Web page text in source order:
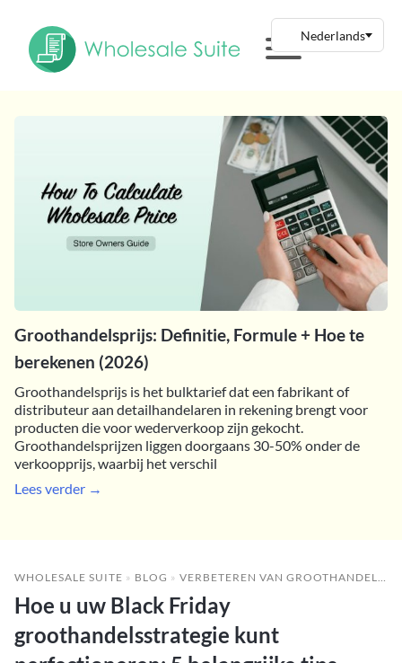
Groothandelsprijs: Definitie, Formule + Hoe te
berekenen (2026)
Groothandelsprijs is het bulktarief dat een fabrikant of
distributeur aan detailhandelaren in rekening brengt voor
producten die voor wederverkoop zijn gekocht.
Groothandelsprijzen liggen doorgaans 30-50% onder de
verkoopprijs, waarbij het verschil
Lees verder →
WHOLESALE SUITE » BLOG » VERBETEREN VAN GROOTHANDELSRESULTATEN
Hoe u uw Black Friday
groothandelsstrategie kunt